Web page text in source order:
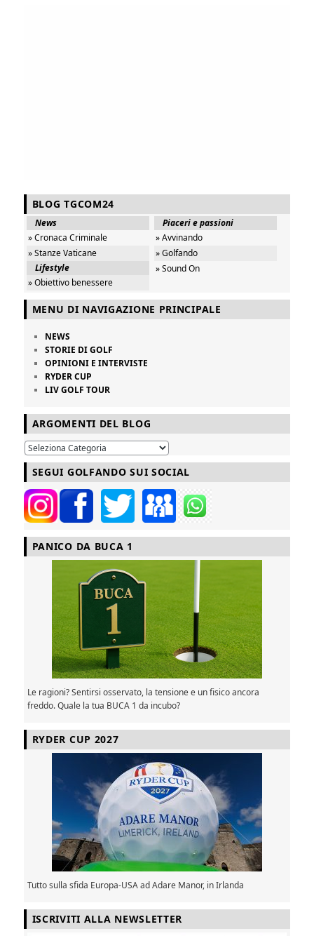
BLOG TGCOM24
News
» Cronaca Criminale
» Stanze Vaticane
Lifestyle
» Obiettivo benessere
Piaceri e passioni
» Avvinando
» Golfando
» Sound On
MENU DI NAVIGAZIONE PRINCIPALE
NEWS
STORIE DI GOLF
OPINIONI E INTERVISTE
RYDER CUP
LIV GOLF TOUR
ARGOMENTI DEL BLOG
SEGUI GOLFANDO SUI SOCIAL
PANICO DA BUCA 1
Le ragioni? Sentirsi osservato, la tensione e un fisico ancora
freddo. Quale la tua BUCA 1 da incubo?
RYDER CUP 2027
Tutto sulla sfida Europa-USA ad Adare Manor, in Irlanda
ISCRIVITI ALLA NEWSLETTER